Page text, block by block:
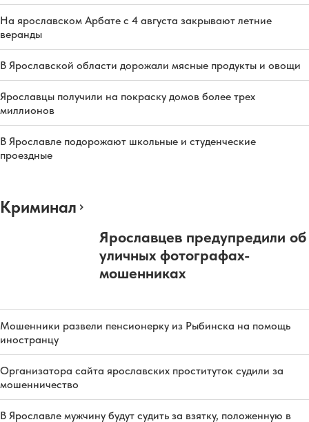
На ярославском Арбате с 4 августа закрывают летние
веранды
В Ярославской области дорожали мясные продукты и овощи
Ярославцы получили на покраску домов более трех
миллионов
В Ярославле подорожают школьные и студенческие
проездные
Криминал
Ярославцев предупредили об
уличных фотографах-
мошенниках
Мошенники развели пенсионерку из Рыбинска на помощь
иностранцу
Организатора сайта ярославских проституток судили за
мошенничество
В Ярославле мужчину будут судить за взятку, положенную в